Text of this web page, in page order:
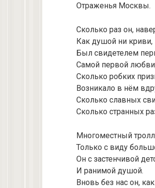
Отраженья Москвы.
Сколько раз он,
Как душой ни криви,
Был свидетелем
Самой первой
Сколько робких
Возникало в нём
Сколько славных
Сколько странных
Многоместный
Только с виду
Он с застенчивой
И ранимой душой.
Вновь без нас он,